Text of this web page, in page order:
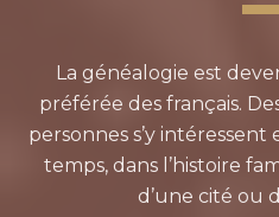
La généalogie est
préférée des français.
personnes s’y
temps, dans l’histoire
d’une cité ou